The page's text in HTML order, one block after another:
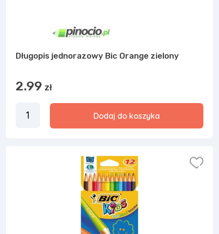
Długopis jednorazowy Bic Orange zielony
2.99 zł
Dodaj do koszyka